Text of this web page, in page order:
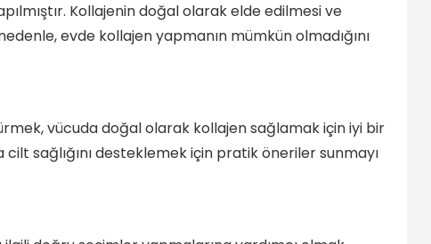
Kollajenin doğal olarak elde edilmesi ve
evde kollajen yapmanın mümkün olmadığını
vücuda doğal olarak kollajen sağlamak için iyi bir
sağlığını desteklemek için pratik öneriler sunmayı